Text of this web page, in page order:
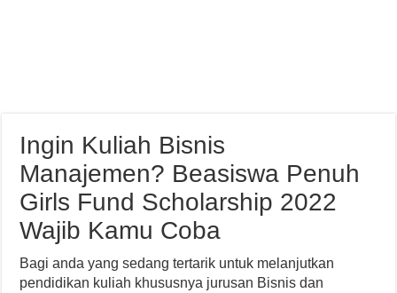
Ingin Kuliah Bisnis
Manajemen? Beasiswa Penuh
Girls Fund Scholarship 2022
Wajib Kamu Coba
Bagi anda yang sedang tertarik untuk melanjutkan
pendidikan kuliah khususnya jurusan Bisnis dan